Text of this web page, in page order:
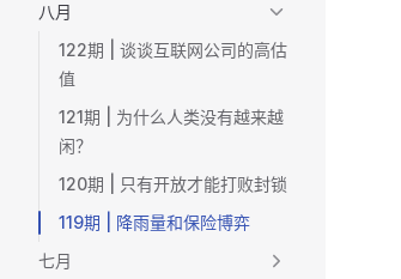
八月
122期 | 谈谈互联网公司的高估
值
121期 | 为什么人类没有越来越
闲？
120期 | 只有开放才能打败封锁
119期 | 降雨量和保险博弈
七月